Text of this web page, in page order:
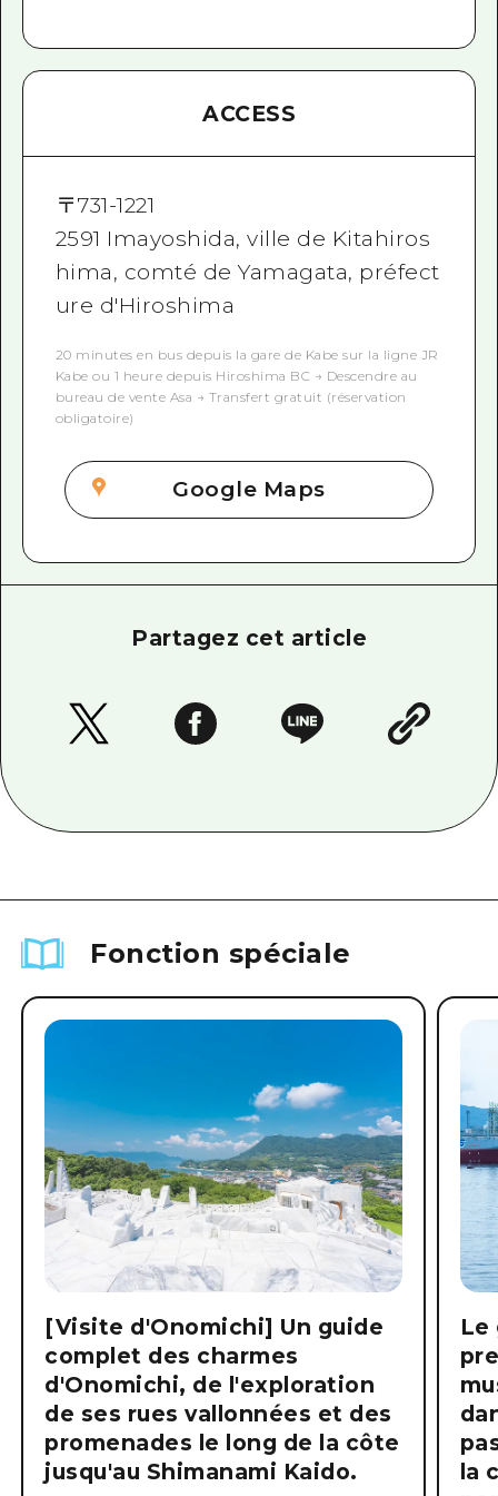
ACCESS
〒731-1221
2591 Imayoshida, ville de Kitahiros
hima, comté de Yamagata, préfect
ure d'Hiroshima
20 minutes en bus depuis la gare de Kabe sur la ligne JR
Kabe ou 1 heure depuis Hiroshima BC → Descendre au
bureau de vente Asa → Transfert gratuit (réservation
obligatoire)
Google Maps
Partagez cet article
Fonction spéciale
[Visite d'Onomichi] Un guide
complet des charmes
d'Onomichi, de l'exploration
de ses rues vallonnées et des
promenades le long de la côte
jusqu'au Shimanami Kaido.
Le
la